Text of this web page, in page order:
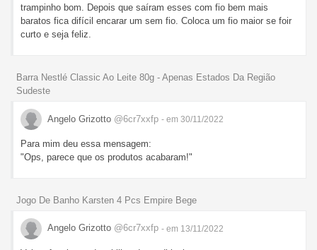
trampinho bom. Depois que saíram esses com fio bem mais
baratos fica difícil encarar um sem fio. Coloca um fio maior se foir
curto e seja feliz.
Barra Nestlé Classic Ao Leite 80g - Apenas Estados Da Região
Sudeste
Angelo Grizotto @6cr7xxfp - em 30/11/2022
Para mim deu essa mensagem:
"Ops, parece que os produtos acabaram!"
Jogo De Banho Karsten 4 Pcs Empire Bege
Angelo Grizotto @6cr7xxfp - em 13/11/2022